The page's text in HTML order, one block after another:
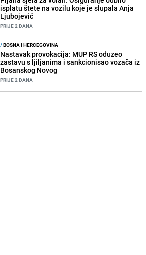
isplatu štete na vozilu koje je slupala Anja
Ljubojević
PRIJE 2 DANA
/BOSNA I HERCEGOVINA
Nastavak provokacija: MUP RS oduzeo
zastavu s ljiljanima i sankcionisao vozača iz
Bosanskog Novog
PRIJE 2 DANA